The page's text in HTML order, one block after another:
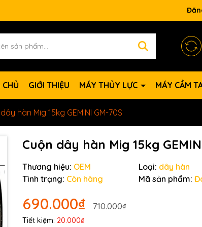
GIỚI THIỆU MÁY THỦY LỰC MÁY CẦM
hàn Mig 15kg GEMINI GM-70S
Cuộn dây hàn Mig 15kg
Thương hiệu: OEM Loại: dây hàn
Tình trạng: Còn hàng Mã sản phẩm:
690.000₫ 710.000₫
Tiết kiệm: 20.000₫